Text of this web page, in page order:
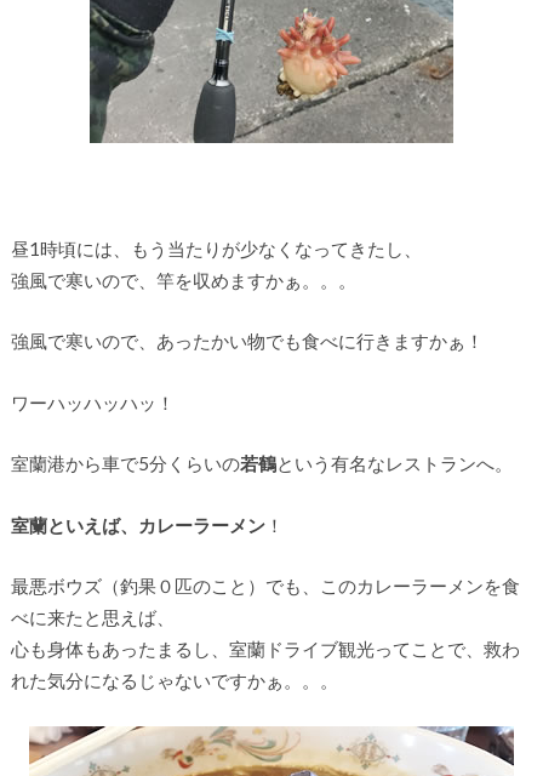
昼1時頃には、もう当たりが少なくなってきたし、
強風で寒いので、竿を収めますかぁ。。。
強風で寒いので、あったかい物でも食べに行きますかぁ！
ワーハッハッハッ！
室蘭港から車で5分くらいの若鶴という有名なレストランへ。
室蘭といえば、カレーラーメン！
最悪ボウズ（釣果０匹のこと）でも、このカレーラーメンを食
べに来たと思えば、
心も身体もあったまるし、室蘭ドライブ観光ってことで、救わ
れた気分になるじゃないですかぁ。。。